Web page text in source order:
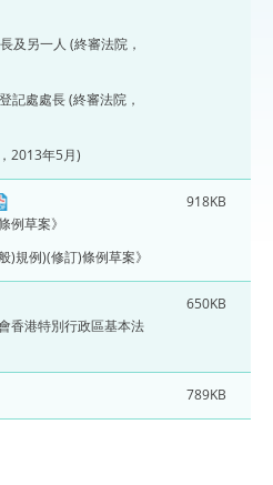
及另一人 (終審法院，
記處處長 (終審法院，
2013年5月)
例草案》
)規例)(修訂)條例草案》
918KB
香港特別行政區基本法
650KB
789KB